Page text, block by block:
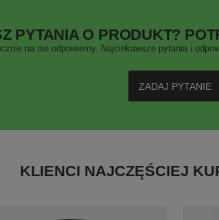
PYTANIA O PRODUKT?
na nie odpowiemy. Najciekawsze pytania i
ZADAJ PYTANIE
KLIENCI NAJCZĘŚCIEJ